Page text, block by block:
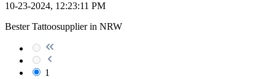
10-23-2024, 12:23:11 PM
Bester Tattoosupplier in NRW
1